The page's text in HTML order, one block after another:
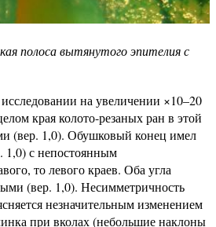
полоса вытянутого эпителия с
на увеличении ×10–20
края колото-резаных ран в этой
(вер. 1,0). Обушковый конец имел
с непостоянным
то левого краев. Оба угла
(вер. 1,0). Несимметричность
незначительным изменением
при вколах (небольшие наклоны